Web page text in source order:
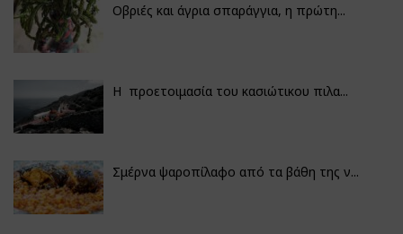
Οβριές και άγρια σπαράγγια, η πρώτη...
Η προετοιμασία του κασιώτικου πιλα...
Σμέρνα ψαροπίλαφο από τα βάθη της ν...